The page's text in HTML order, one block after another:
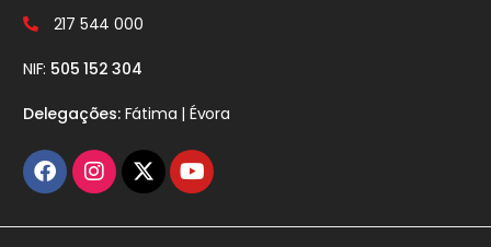
217 544 000
NIF: 505 152 304
Delegações:Fátima | Évora